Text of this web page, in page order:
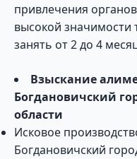
привлечения
высокой значимости
занять от 2 до 4
Взыскание
Богдановичский
области
Исковое
Богдановичский